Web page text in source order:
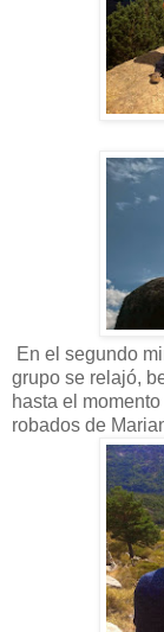
En el segundo
grupo se relajó,
hasta el
robados de